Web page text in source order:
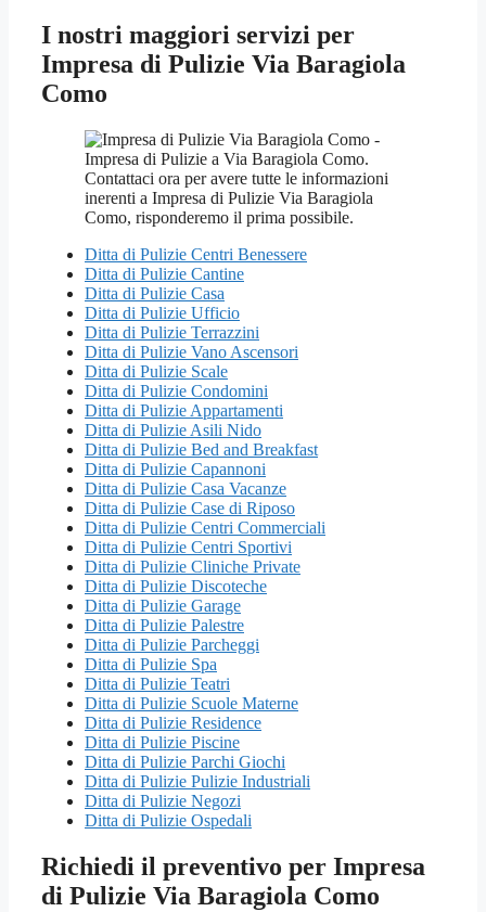
I nostri maggiori servizi per
Impresa di Pulizie Via Baragiola
Como
Ditta di Pulizie Centri Benessere
Ditta di Pulizie Cantine
Ditta di Pulizie Casa
Ditta di Pulizie Ufficio
Ditta di Pulizie Terrazzini
Ditta di Pulizie Vano Ascensori
Ditta di Pulizie Scale
Ditta di Pulizie Condomini
Ditta di Pulizie Appartamenti
Ditta di Pulizie Asili Nido
Ditta di Pulizie Bed and Breakfast
Ditta di Pulizie Capannoni
Ditta di Pulizie Casa Vacanze
Ditta di Pulizie Case di Riposo
Ditta di Pulizie Centri Commerciali
Ditta di Pulizie Centri Sportivi
Ditta di Pulizie Cliniche Private
Ditta di Pulizie Discoteche
Ditta di Pulizie Garage
Ditta di Pulizie Palestre
Ditta di Pulizie Parcheggi
Ditta di Pulizie Spa
Ditta di Pulizie Teatri
Ditta di Pulizie Scuole Materne
Ditta di Pulizie Residence
Ditta di Pulizie Piscine
Ditta di Pulizie Parchi Giochi
Ditta di Pulizie Pulizie Industriali
Ditta di Pulizie Negozi
Ditta di Pulizie Ospedali
Richiedi il preventivo per Impresa
di Pulizie Via Baragiola Como